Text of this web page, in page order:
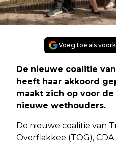
Voeg toe als
De nieuwe coalitie van
heeft haar akkoord
maakt zich op voor
nieuwe wethouders.
De nieuwe coalitie van
Overflakkee (TOG),